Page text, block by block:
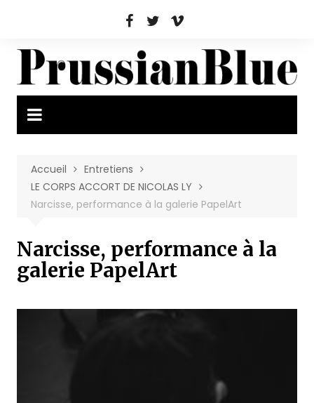
Accueil
Entretiens
LE CORPS ACCORT DE NICOLAS LY
Narcisse, performance à la galerie PapelArt
Narcisse, performance à la
galerie PapelArt